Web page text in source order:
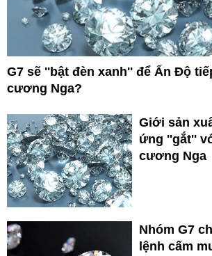
G7 sẽ ''bật đèn xanh'' để Ấn Độ
cương Nga?
Giới sản
ứng ''gắt''
cương Nga
Nhóm G7
lệnh cấm